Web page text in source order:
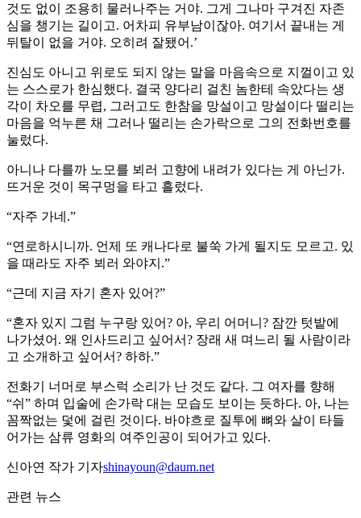
것도 없이 조용히 물러나주는 거야. 그게 그나마 구겨진 자존
심을 챙기는 길이고. 어차피 유부남이잖아. 여기서 끝내는 게
뒤탈이 없을 거야. 오히려 잘됐어.’
진심도 아니고 위로도 되지 않는 말을 마음속으로 지껄이고 있
는 스스로가 한심했다. 결국 양다리 걸친 놈한테 속았다는 생
각이 차오를 무렵, 그러고도 한참을 망설이고 망설이다 떨리는
마음을 억누른 채 그러나 떨리는 손가락으로 그의 전화번호를
눌렀다.
아니나 다를까 노모를 뵈러 고향에 내려가 있다는 게 아닌가.
뜨거운 것이 목구멍을 타고 흘렀다.
“자주 가네.”
“연로하시니까. 언제 또 캐나다로 불쑥 가게 될지도 모르고. 있
을 때라도 자주 뵈러 와야지.”
“근데 지금 자기 혼자 있어?”
“혼자 있지 그럼 누구랑 있어? 아, 우리 어머니? 잠깐 텃밭에
나가셨어. 왜 인사드리고 싶어서? 장래 새 며느리 될 사람이라
고 소개하고 싶어서? 하하.”
전화기 너머로 부스럭 소리가 난 것도 같다. 그 여자를 향해
“쉬” 하며 입술에 손가락 대는 모습도 보이는 듯하다. 아, 나는
꼼짝없는 덫에 걸린 것이다. 바야흐로 질투에 뼈와 살이 타들
어가는 삼류 영화의 여주인공이 되어가고 있다.
신아연 작가 기자shinayoun@daum.net
관련 뉴스